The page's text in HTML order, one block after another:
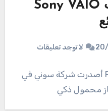
مواصفات لابتوب Sony VAIO
لا توجد تعليقات
Reading Time: < 1 minute أصدرت شركة سوني في
محمول ذكي